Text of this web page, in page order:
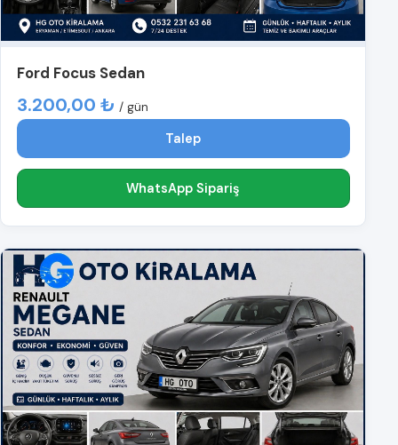
Ford Focus Sedan
3.200,00 ₺ / gün
Talep
WhatsApp Sipariş